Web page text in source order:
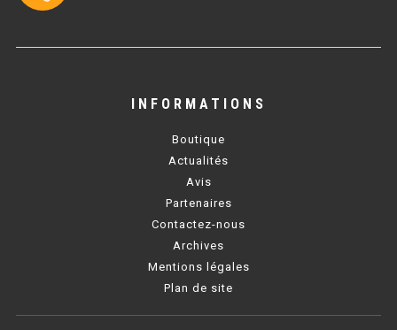
TABLE 700 VITRÉE
TABLE CONGÉLATEUR
SOUBASSEMENT RÉFRIGÉRÉ
TABLE DE PRÉPARATION
INFORMATIONS
Boutique
Actualités
Avis
Partenaires
Contactez-nous
Archives
Mentions légales
Plan de site